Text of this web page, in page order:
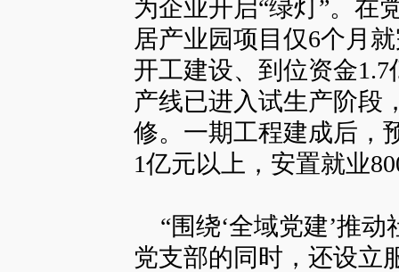
为企业开启“绿灯”。在
居产业园项目仅6个月
开工建设、到位资金
产线已进入试生产阶段
修。一期工程建成后，
1亿元以上，安置就业
“围绕‘全域党建’推动
党支部的同时，还设立